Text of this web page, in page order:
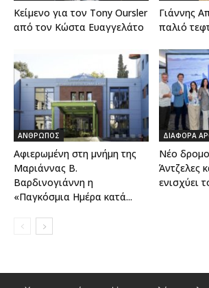
Κείμενο για τον Tony Oursler
από τον Κώστα Ευαγγελάτο
Γιάννης
παλιό
ΑΝΘΡΩΠΟΣ
Αφιερωμένη στη μνήμη της
Μαριάννας Β.
Βαρδινογιάννη η
«Παγκόσμια Ημέρα κατά...
ΔΙΑΦΟΡΑ
Nέο
Άντζελες
ενισχύει